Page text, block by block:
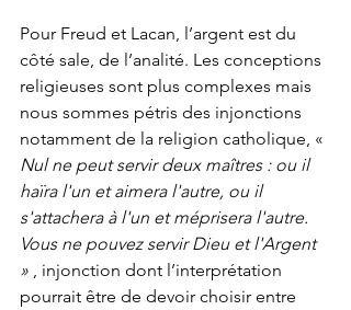
Pour Freud et Lacan, l’argent est du
côté sale, de l’analité. Les conceptions
religieuses sont plus complexes mais
nous sommes pétris des injonctions
notamment de la religion catholique, «
Nul ne peut servir deux maîtres : ou il
haïra l'un et aimera l'autre, ou il
s'attachera à l'un et méprisera l'autre.
Vous ne pouvez servir Dieu et l'Argent
» , injonction dont l’interprétation
pourrait être de devoir choisir entre